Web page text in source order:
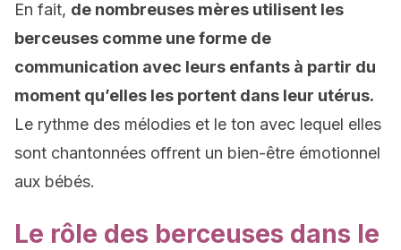
En fait, de nombreuses mères utilisent les
berceuses comme une forme de
communication avec leurs enfants à partir du
moment qu’elles les portent dans leur utérus.
Le rythme des mélodies et le ton avec lequel elles
sont chantonnées offrent un bien-être émotionnel
aux bébés.
Le rôle des berceuses dans le